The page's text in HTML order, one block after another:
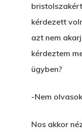
kérdezett
azt nem
kérdeztem
ügyben?
-Nem
Nos akkor